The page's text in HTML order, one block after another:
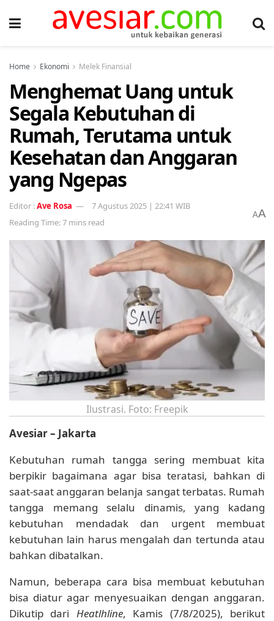
Home Ekonomi Melek Finansial
Menghemat Uang untuk
Segala Kebutuhan di
Rumah, Terutama untuk
Kesehatan dan Anggaran
yang Ngepas
Ave Rosa
7 Agustus 2025 | 22:41 WIB
Reading Time: 7 mins read
AA
Ilustrasi. Foto: Freepik
Avesiar – Jakarta
Kebutuhan rumah tangga sering membuat kita
berpikir bagaimana agar bisa teratasi, bahkan di
saat-saat anggaran belanja sangat terbatas. Rumah
tangga memang selalu dinamis, yang kadang
kebutuhan mendadak dan urgent membuat
kebutuhan lain harus mengalah dan tertunda atau
bahkan dibatalkan.
Namun, beberapa cara bisa membuat kebutuhan
bisa diatur agar menyesuaikan dengan anggaran.
Dikutip dari Heatlhline, Kamis (7/8/2025), berikut